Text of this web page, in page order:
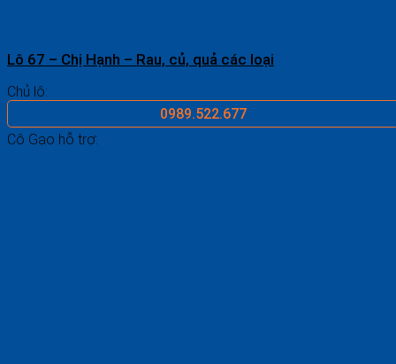
Lô 67 – Chị Hạnh – Rau, củ, quả các loại
Chủ lô:
0989.522.677
Cô Gạo hỗ trợ: